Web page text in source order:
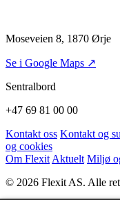
Moseveien 8, 1870 Ørje
Se i Google Maps ↗
Sentralbord
+47 69 81 00 00
Kontakt oss Kontakt og
og cookies
Om Flexit Aktuelt Miljø
© 2026 Flexit AS. Alle